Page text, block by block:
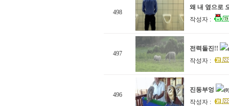
498
왜 내 옆으로
작성자 :
497
전력돌진!!
작성자 :
496
진동부엉 (0)
작성자 :